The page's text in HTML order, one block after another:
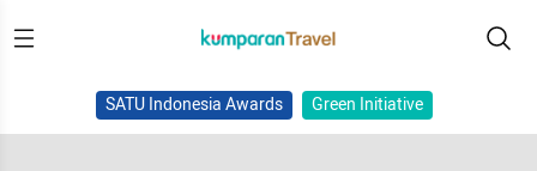
SATU Indonesia Awards Green Initiative